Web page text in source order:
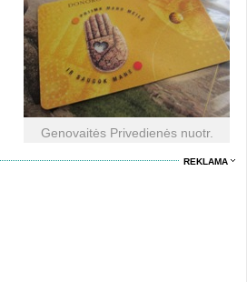
Genovaitės Privedienės nuotr.
REKLAMA